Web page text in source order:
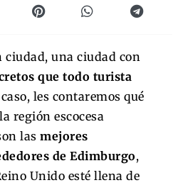
una ciudad con
que todo turista
les contaremos qué
región escocesa
las mejores
de Edimburgo,
Unido esté llena de